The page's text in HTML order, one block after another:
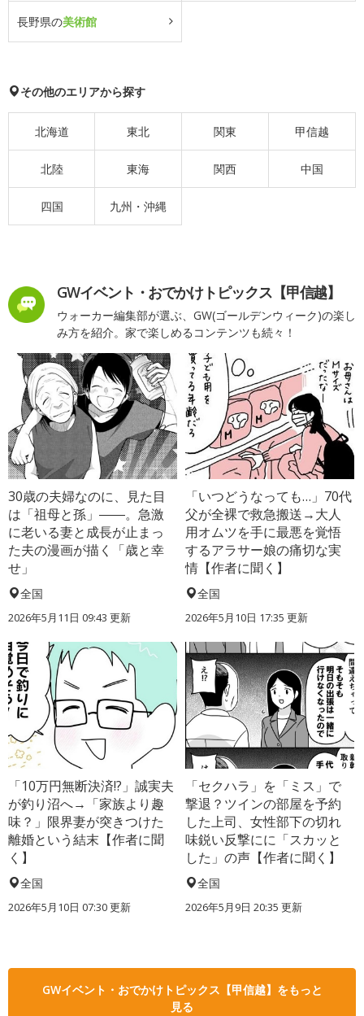
長野県の美術館
その他のエリアから探す
北海道 東北 関東 甲信越
北陸 東海 関西 中国
四国 九州・沖縄
GWイベント・おでかけトピックス【甲信越】
ウォーカー編集部が選ぶ、GW(ゴールデンウィーク)の楽し
み方を紹介。家で楽しめるコンテンツも続々！
30歳の夫婦なのに、見た目
は「祖母と孫」――。急激
に老いる妻と成長が止まっ
た夫の漫画が描く「歳と幸
せ」
全国
2026年5月11日 09:43 更新
「いつどうなっても…」70代
父が全裸で救急搬送→大人
用オムツを手に最悪を覚悟
するアラサー娘の痛切な実
情【作者に聞く】
全国
2026年5月10日 17:35 更新
「10万円無断決済!?」誠実夫
が釣り沼へ→「家族より趣
味？」限界妻が突きつけた
離婚という結末【作者に聞
く】
全国
2026年5月10日 07:30 更新
「セクハラ」を「ミス」で
撃退？ツインの部屋を予約
した上司、女性部下の切れ
味鋭い反撃にに「スカッと
した」の声【作者に聞く】
全国
2026年5月9日 20:35 更新
GWイベント・おでかけトピックス【甲信越】をもっと
見る